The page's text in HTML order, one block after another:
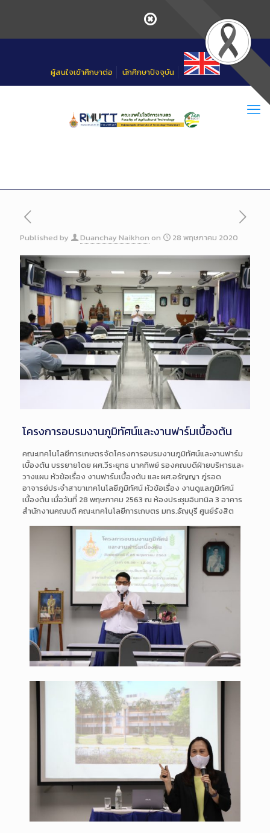
ผู้สนใจเข้าศึกษาต่อ นักศึกษาปัจจุบัน
Published by Duanchay Naikhon on 28 พฤษภาคม 2020
โครงการอบรมงานภูมิทัศน์และงานฟาร์มเบื้องต้น
คณะเทคโนโลยีการเกษตรจัดโครงการอบรมงานภูมิทัศน์และงานฟาร์ม
เบื้องต้น บรรยายโดย ผศ.วีระยุทธ นาคทิพย์ รองคณบดีฝ่ายบริหารและ
วางแผน หัวข้อเรื่อง งานฟาร์มเบื้องต้น และ ผศ.อรัญญา ภู่รอด
อาจารย์ประจำสาขาเทคโนโลยีภูมิทัศน์ หัวข้อเรื่อง งานดูแลภูมิทัศน์
เบื้องต้น เมื่อวันที่ 28 พฤษภาคม 2563 ณ ห้องประชุมอินทนิล 3 อาคาร
สำนักงานคณบดี คณะเทคโนโลยีการเกษตร มทร.ธัญบุรี ศูนย์รังสิต